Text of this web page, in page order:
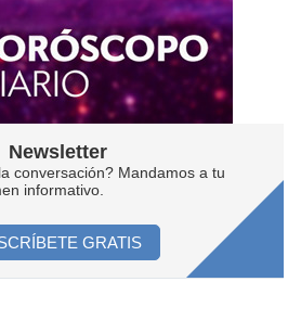
Newsletter
conversación? Mandamos a tu
informativo.
GRATIS